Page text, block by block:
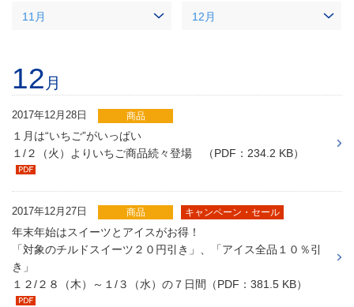
11月 12月
12 月
2017年12月28日 商品
１月は“いちご”がいっぱい
１/２（火）よりいちご商品続々登場 （PDF：234.2 KB）
2017年12月27日 商品 キャンペーン・セール
年末年始はスイーツとアイスがお得！
「対象のチルドスイーツ２０円引き」、「アイス全品１０％引
き」
１２/２８（木）～１/３（水）の７日間（PDF：381.5 KB）